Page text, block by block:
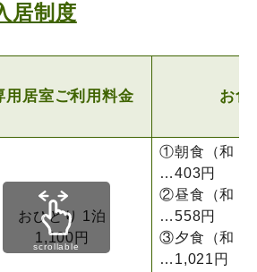
居制度
用居室ご利用料金 お食
おひとり 1泊
1,100円
①朝食（和・
…403円
②昼食（和・
…558円
③夕食（和・
…1,021円
scrollable